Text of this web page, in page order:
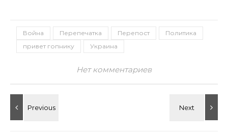
Война Перепечатка Перепост
Политика
привет гопнику
Украина
Нет комментариев